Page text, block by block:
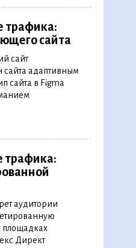
трафика:
аудитории
площадках
Директ
трафика:
сайта
сайт
сайта адаптивным
сайта в Figma
финансовой
отдела
чтобы создать
и как её
A/B-тестами